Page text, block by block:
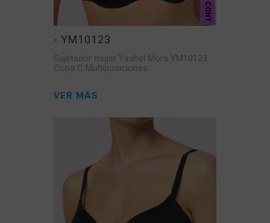
CONT
- YM10123
Sujetador mujer Ysabel Mora YM10123
Copa C Multiposiciones
VER MÁS